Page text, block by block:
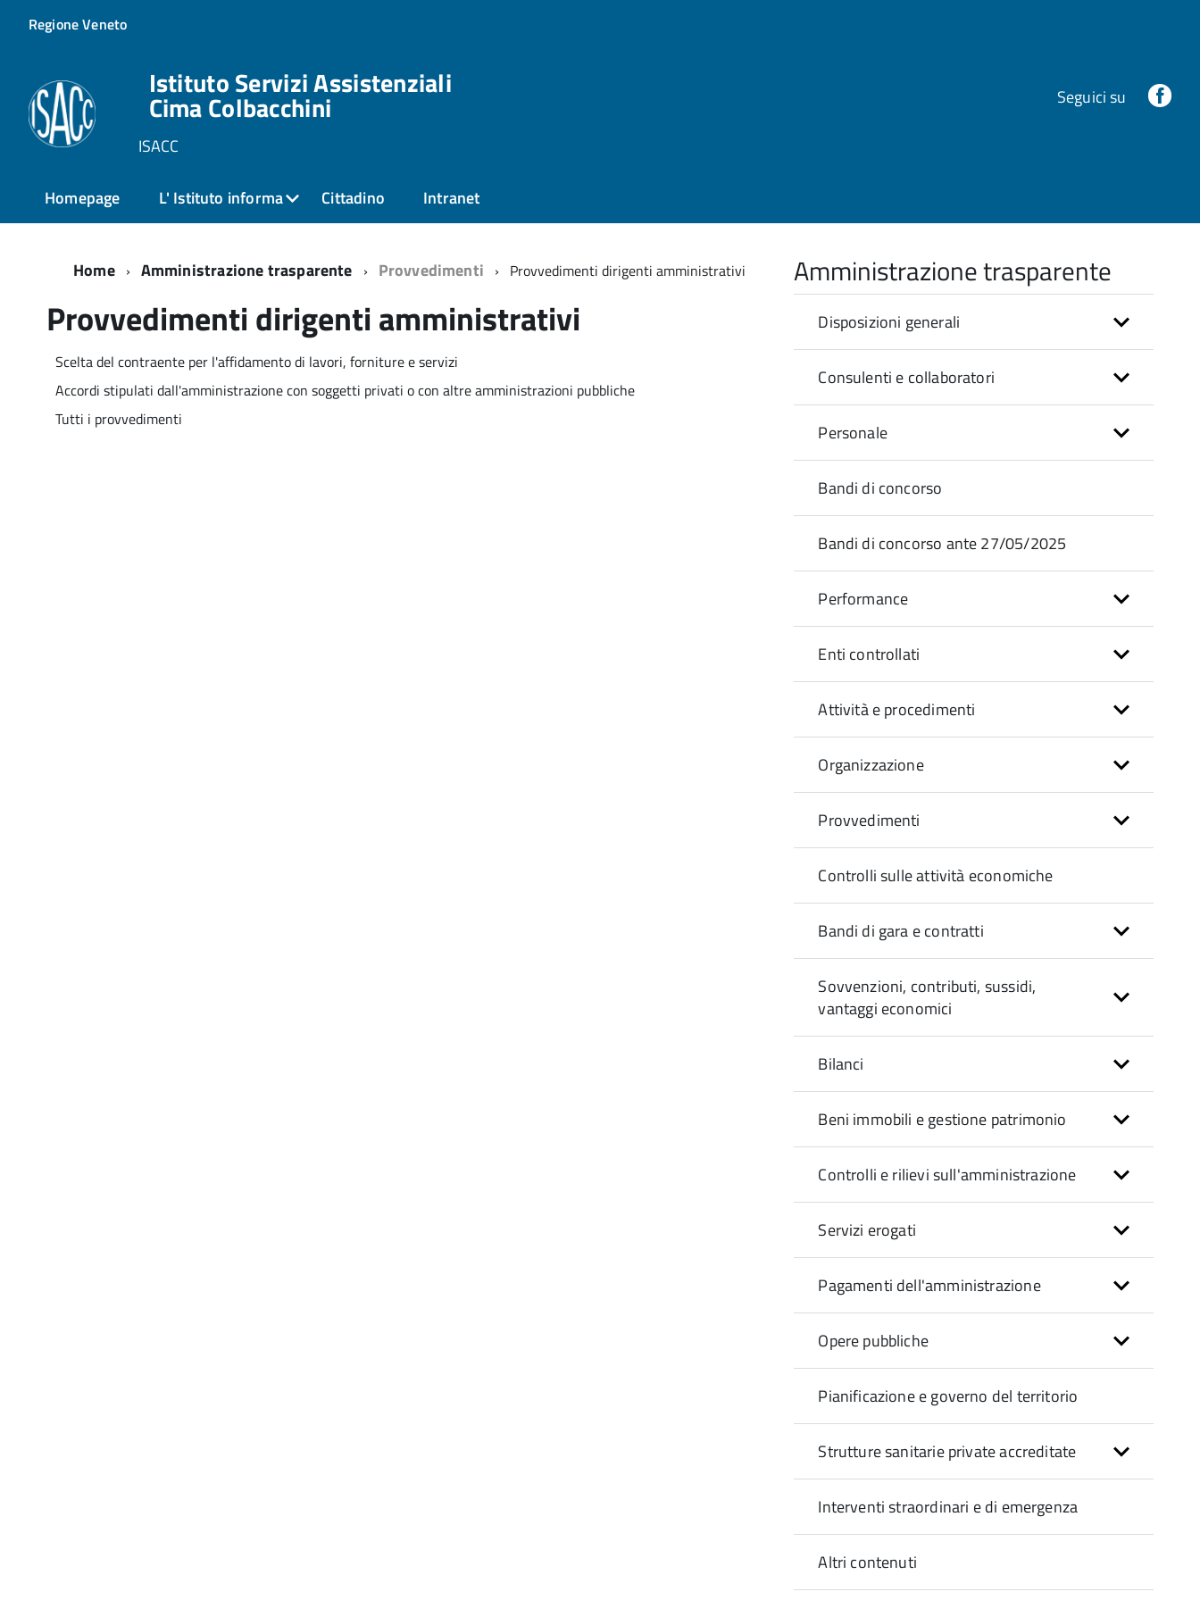
Regione Veneto
Istituto Servizi Assistenziali
Cima Colbacchini
ISACC
Seguici su
Homepage L' Istituto informa Cittadino Intranet
Home Amministrazione trasparente Provvedimenti Provvedimenti dirigenti amministrativi
Provvedimenti dirigenti amministrativi
Scelta del contraente per l'affidamento di lavori, forniture e servizi
Accordi stipulati dall'amministrazione con soggetti privati o con altre amministrazioni pubbliche
Tutti i provvedimenti
Amministrazione trasparente
Disposizioni generali
Consulenti e collaboratori
Personale
Bandi di concorso
Bandi di concorso ante 27/05/2025
Performance
Enti controllati
Attività e procedimenti
Organizzazione
Provvedimenti
Controlli sulle attività economiche
Bandi di gara e contratti
Sovvenzioni, contributi, sussidi,
vantaggi economici
Bilanci
Beni immobili e gestione patrimonio
Controlli e rilievi sull'amministrazione
Servizi erogati
Pagamenti dell'amministrazione
Opere pubbliche
Pianificazione e governo del territorio
Strutture sanitarie private accreditate
Interventi straordinari e di emergenza
Altri contenuti